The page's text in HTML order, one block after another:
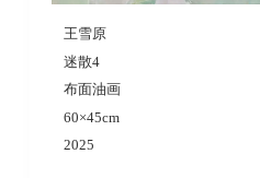
王雪原
迷散4
布面油画
60×45cm
2025